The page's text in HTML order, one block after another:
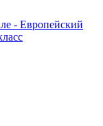
- Европейский